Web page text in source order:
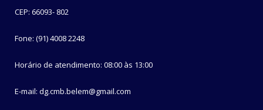
CEP: 66093- 802
Fone: (91) 4008 2248
Horário de atendimento: 08:00 às 13:00
E-mail: dg.cmb.belem@gmail.com